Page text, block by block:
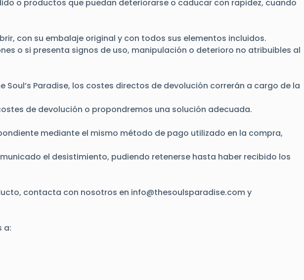
o productos que puedan deteriorarse o caducar con rapidez, cuando
con su embalaje original y con todos sus elementos incluidos.
o si presenta signos de uso, manipulación o deterioro no atribuibles al
Paradise, los costes directos de devolución correrán a cargo de la
de devolución o propondremos una solución adecuada.
mediante el mismo método de pago utilizado en la compra,
el desistimiento, pudiendo retenerse hasta haber recibido los
contacta con nosotros en info@thesoulsparadise.comy
a: